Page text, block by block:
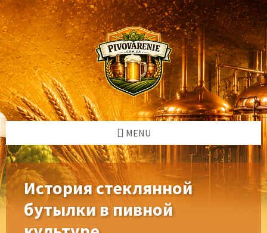
Skip
to
content
Skip
to
left
sidebar
Skip
to
right
sidebar
Skip
to
footer
MENU
История стеклянной
бутылки в пивной